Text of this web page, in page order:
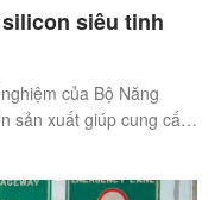
siêu tinh
của Bộ Năng
sản xuất giúp cung cấp